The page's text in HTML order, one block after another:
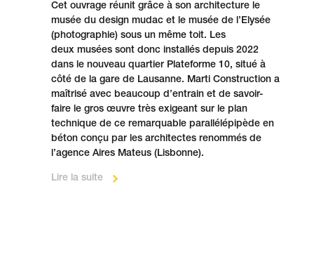
Cet ouvrage réunit grâce à son archit­ecture le
musée du design mudac et le musée de l’Elysée
(photo­graphie) sous un même toit. Les
deux musées sont donc installés depuis 2022
dans le nouveau quartier Plateforme 10, situé à
côté de la gare de Lausanne. Marti Construction a
maîtrisé avec beau­coup d’entrain et de savoir-
faire le gros œuvre très exigeant sur le plan
technique de ce remar­quable paral­lélépi­pède en
béton conçu par les architectes re­nommés de
l’agence Aires Mateus (Lisbonne).
Lire la suite